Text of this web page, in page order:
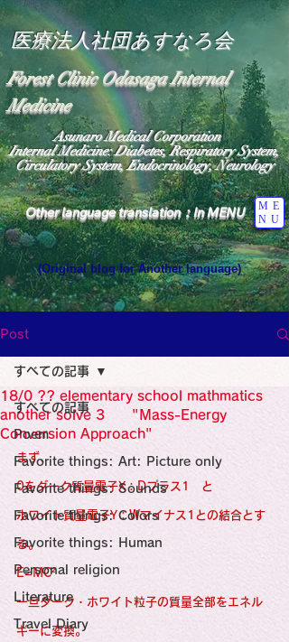
医療法人社団あすなろ会
Forest Clinic Odasaga Internal
Medicine
Other language translation：In MENU
ME
NU
Asunaro Medical Corporation
Internal Medicine: Diabetes, Respiratory System,
Circulatory System, Endocrinology, Neurology
(Original blog for Another language)
Heavens: Beyond the Universe: The World
the God of Light Resides"
Medicine Specialist
Specialist
Wide Blog
Medicine
Religion
Post
すべての記事
Poem
Favorite things: Art: Picture only
Favorite things: Sounds
Favorite things: Colors
Favorite things: Human
Personal religion
Literature
Travel Diary
すべての記事
18/0 ?? elementary school mathmatics
another solve 3 "Mass-Energy
Conversion Approach"
まず、
0をダーク質量電子X：Dプラス1　と
ホワイト質量電子Y：Wマイナス1との結合とす
る。
E=MC²
一旦ダーク・ホワイト粒子の質量全部をエネル
ギーに変換。